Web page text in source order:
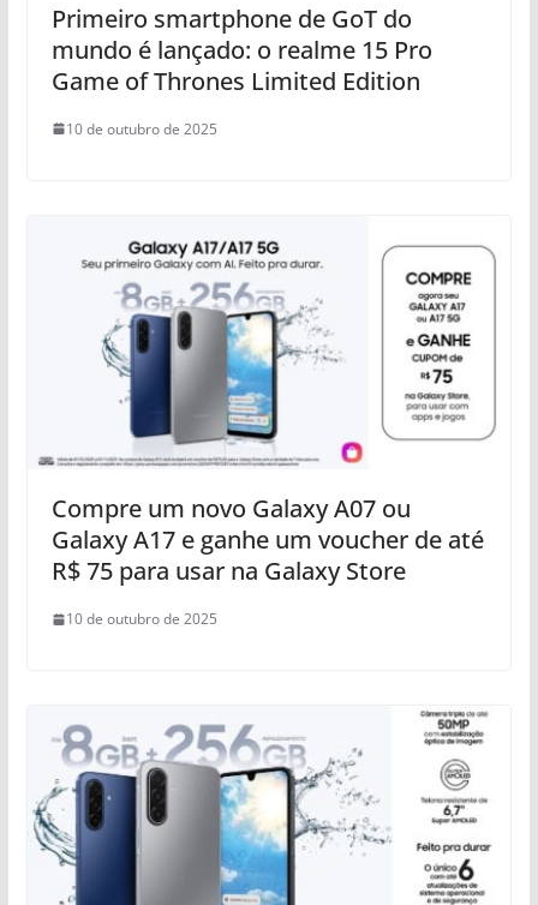
Primeiro smartphone de GoT do
mundo é lançado: o realme 15 Pro
Game of Thrones Limited Edition
10 de outubro de 2025
Compre um novo Galaxy A07 ou
Galaxy A17 e ganhe um voucher de até
R$ 75 para usar na Galaxy Store
10 de outubro de 2025